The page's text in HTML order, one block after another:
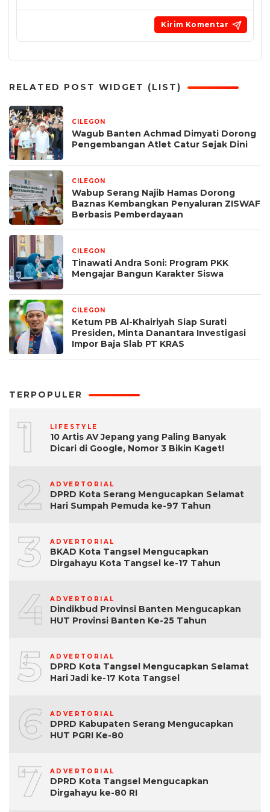
RELATED POST WIDGET (LIST)
CILEGON
Wagub Banten Achmad Dimyati Dorong
Pengembangan Atlet Catur Sejak Dini
CILEGON
Wabup Serang Najib Hamas Dorong
Baznas Kembangkan Penyaluran ZISWAF
Berbasis Pemberdayaan
CILEGON
Tinawati Andra Soni: Program PKK
Mengajar Bangun Karakter Siswa
CILEGON
Ketum PB Al-Khairiyah Siap Surati
Presiden, Minta Danantara Investigasi
Impor Baja Slab PT KRAS
TERPOPULER
1 LIFESTYLE
10 Artis AV Jepang yang Paling Banyak
Dicari di Google, Nomor 3 Bikin Kaget!
2 ADVERTORIAL
DPRD Kota Serang Mengucapkan Selamat
Hari Sumpah Pemuda ke-97 Tahun
3 ADVERTORIAL
BKAD Kota Tangsel Mengucapkan
Dirgahayu Kota Tangsel ke-17 Tahun
4 ADVERTORIAL
Dindikbud Provinsi Banten Mengucapkan
HUT Provinsi Banten Ke-25 Tahun
5 ADVERTORIAL
DPRD Kota Tangsel Mengucapkan Selamat
Hari Jadi ke-17 Kota Tangsel
6 ADVERTORIAL
DPRD Kabupaten Serang Mengucapkan
HUT PGRI Ke-80
7 ADVERTORIAL
DPRD Kota Tangsel Mengucapkan
Dirgahayu ke-80 RI